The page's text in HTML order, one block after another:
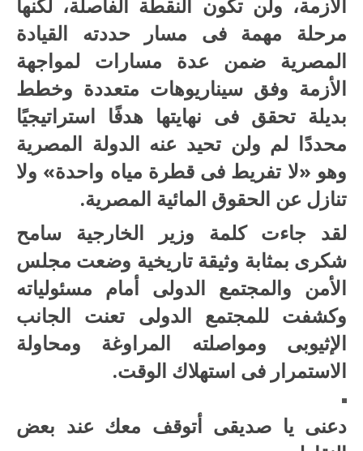
مرحلة مهمة فى مسار حددته القيادة
المصرية ضمن عدة مسارات لمواجهة
الأزمة وفق سيناريوهات متعددة وخطط
بديلة تحقق فى نهايتها هدفًا استراتيجيًا
محددًا لم ولن تحيد عنه الدولة المصرية
وهو «لا تفريط فى قطرة مياه واحدة» ولا
تنازل عن الحقوق المائية المصرية.
لقد جاءت كلمة وزير الخارجية سامح
شكرى بمثابة وثيقة تاريخية وضعت مجلس
الأمن والمجتمع الدولى أمام مسئولياته
وكشفت للمجتمع الدولى تعنت الجانب
الإثيوبى ومواصلته المراوغة ومحاولة
الاستمرار فى استهلاك الوقت.
دعنى يا صديقى أتوقف معك عند بعض